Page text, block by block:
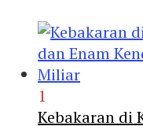
1
Kebakaran di